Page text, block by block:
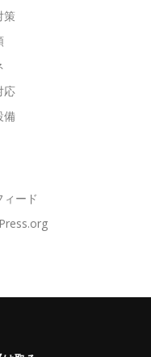
策
応
備
ィード